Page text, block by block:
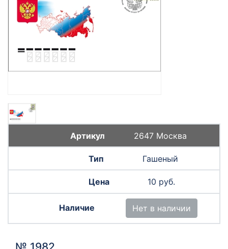
2647 Москва
Гашеный
10 руб.
Нет в наличии